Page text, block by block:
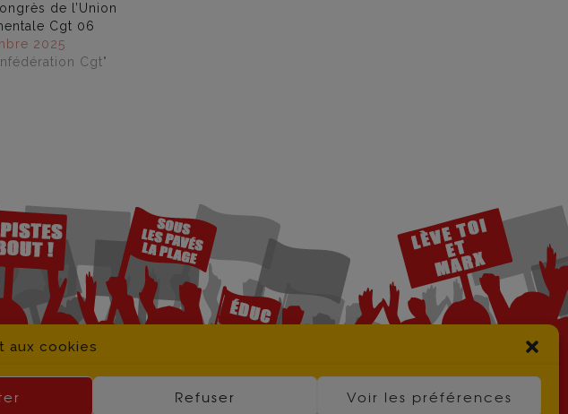
aux cookies
Refuser Voir les préférences
de l’Union
Cgt 06
2025
Cgt"